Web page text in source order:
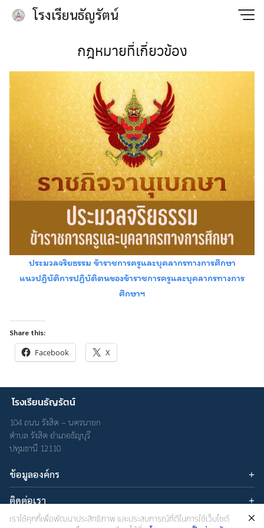
Skip
โรงเรียนธัญรัตน์
for: Search
กฎหมายที่เกี่ยวข้อง
ประมวลจริยธรรม ข้าราชการครูและบุคลากรทางการศึกษา
แนวปฏิบัติการปฏิบัติตนของข้าราชการครูและบุคลากรทางการ
ศึกษาฯ
Share this:
Facebook X
โรงเรียนธัญรัตน์
104 ถนน รังสิต – นครนายก
ตำบล รังสิต อำเภอธัญบุรี
ปทุมธานี 12110
ข้อมูลองค์กร
บทความ
เกี่ยวกับเรา
นโยบายความเป็นส่วนตัว
ติดต่อเรา
อีเมล : admin@thanyarat.ac.th
โทรศัพท์: 02-577-1577
เราใช้คุกกี้เพื่อพัฒนาประสิทธิภาพ และประสบการณ์ที่ดีในการใช้เว็บไซต์